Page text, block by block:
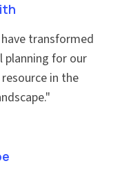
transformed
planning for our
in the
"